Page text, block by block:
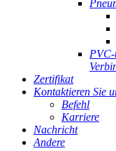
Zertifikat
Kontaktieren Sie
Befehl
Karriere
Nachricht
Andere